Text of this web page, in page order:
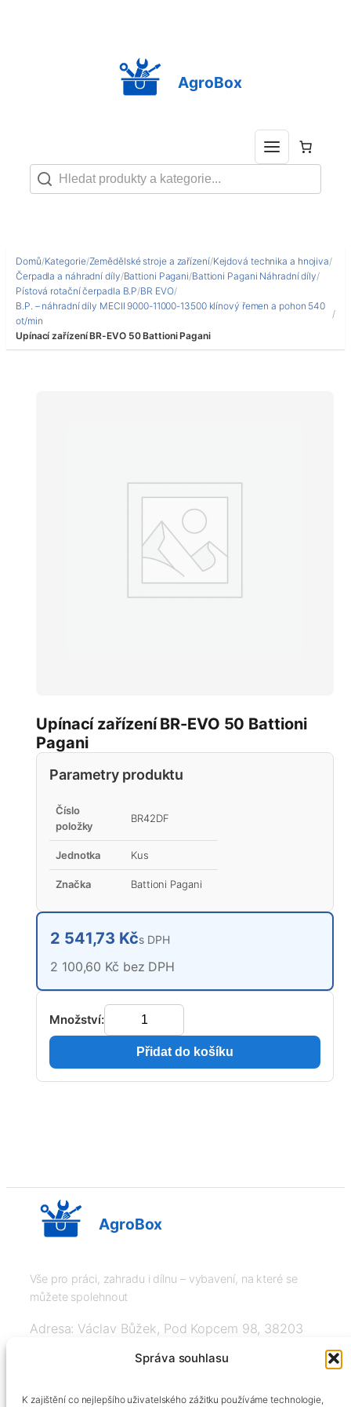
Správa souhlasu
K zajištění co nejlepšího uživatelského zážitku používáme technologie,
AgroBox
Domů/Kategorie/Zemědělské stroje a zařízení/Kejdová technika a hnojiva/
Čerpadla a náhradní díly/Battioni Pagani/Battioni Pagani Náhradní díly/
Pístová rotační čerpadla B.P/BR EVO/
B.P. – náhradní díly MECII 9000-11000-13500 klínový řemen a pohon 540
ot/min
/
Upínací zařízení BR-EVO 50 Battioni Pagani
Upínací zařízení BR-EVO 50 Battioni
Pagani
Parametry produktu
Číslo
položky
BR42DF
Jednotka Kus
Značka Battioni Pagani
2 541,73 Kčs DPH
2 100,60 Kč bez DPH
Množství:
Přidat do košíku
AgroBox
Vše pro práci, zahradu i dílnu – vybavení, na které se
můžete spolehnout
Adresa: Václav Bůžek, Pod Kopcem 98, 38203
+420606334248, info@agrobox.cz